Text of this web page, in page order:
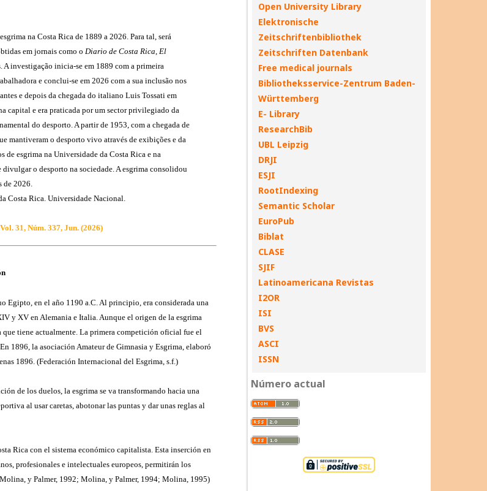
Open University Library
Elektronische
Zeitschriftenbibliothek
Zeitschriften Datenbank
Free medical journals
Bibliotheksservice-Zentrum Baden-
Württemberg
E- Library
ResearchBib
UBL Leipzig
DRJI
ESJI
RootIndexing
Semantic Scholar
EuroPub
Biblat
CLASE
SJIF
Latinoamericana Revistas
I2OR
ISI
BVS
ASCI
ISSN
Número actual